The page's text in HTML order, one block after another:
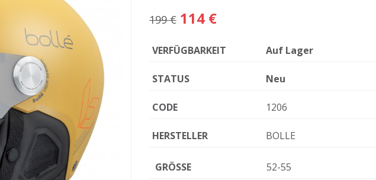
199 € 114 €
VERFÜGBARKEIT Auf Lager
STATUS Neu
CODE 1206
HERSTELLER BOLLE
GRÖSSE 52-55